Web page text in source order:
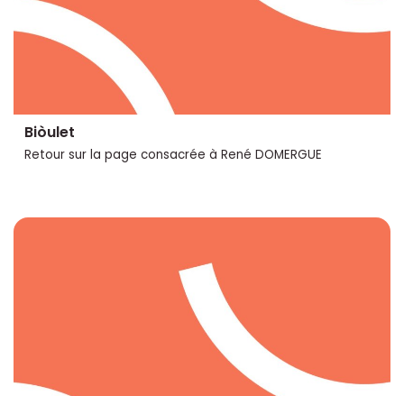
Biòulet
Retour sur la page consacrée à René DOMERGUE